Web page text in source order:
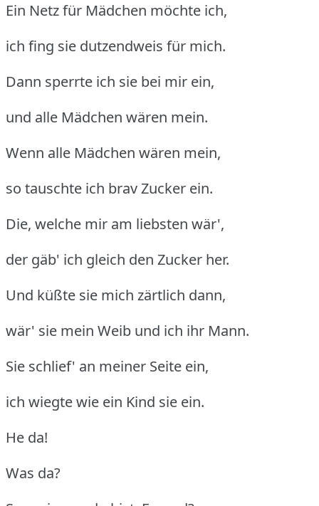
Ein Netz für Mädchen möchte ich,
ich fing sie dutzendweis für mich.
Dann sperrte ich sie bei mir ein,
und alle Mädchen wären mein.
Wenn alle Mädchen wären mein,
so tauschte ich brav Zucker ein.
Die, welche mir am liebsten wär',
der gäb' ich gleich den Zucker her.
Und küßte sie mich zärtlich dann,
wär' sie mein Weib und ich ihr Mann.
Sie schlief' an meiner Seite ein,
ich wiegte wie ein Kind sie ein.
He da!
Was da?